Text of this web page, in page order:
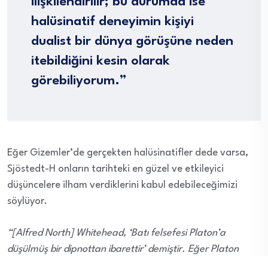
halüsinatif deneyimin kişiyi
dualist bir dünya görüşüne neden
itebildiğini kesin olarak
görebiliyorum.”
Eğer Gizemler’de gerçekten halüsinatifler dede varsa,
Sjöstedt-H onların tarihteki en güzel ve etkileyici
düşüncelere ilham verdiklerini kabul edebileceğimizi
söylüyor.
“[Alfred North] Whitehead, ‘Batı felsefesi Platon’a
düşülmüş bir dipnottan ibarettir’ demiştir. Eğer Platon